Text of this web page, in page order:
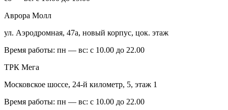
Аврора Молл
ул. Аэродромная, 47а, новый корпус, цок. этаж
Время работы: пн — вс: с 10.00 до 22.00
ТРК Мега
Московское шоссе, 24-й километр, 5, этаж 1
Время работы: пн — вс: с 10.00 до 22.00